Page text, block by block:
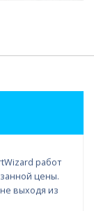
работ
цены.
не выходя из